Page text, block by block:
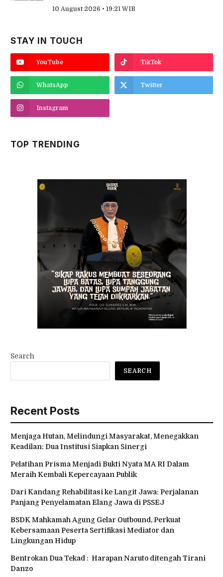
10 August 2026 • 19:21 WIB
STAY IN TOUCH
YouTube TikTok
WhatsApp Twitter
Instagram
TOP TRENDING
Search
SEARCH
Recent Posts
Menjaga Hutan, Melindungi Masyarakat, Menegakkan
Keadilan: Dua Institusi Siapkan Sinergi
Pelatihan Prisma Menjadi Bukti Nyata MA RI Dalam
Meraih Kembali Kepercayaan Publik
Dari Kandang Rehabilitasi ke Langit Jawa: Perjalanan
Panjang Penyelamatan Elang Jawa di PSSEJ
BSDK Mahkamah Agung Gelar Outbound, Perkuat
Kebersamaan Peserta Sertifikasi Mediator dan
Lingkungan Hidup
Bentrokan Dua Tekad : Harapan Naruto ditengah Tirani
Danzo